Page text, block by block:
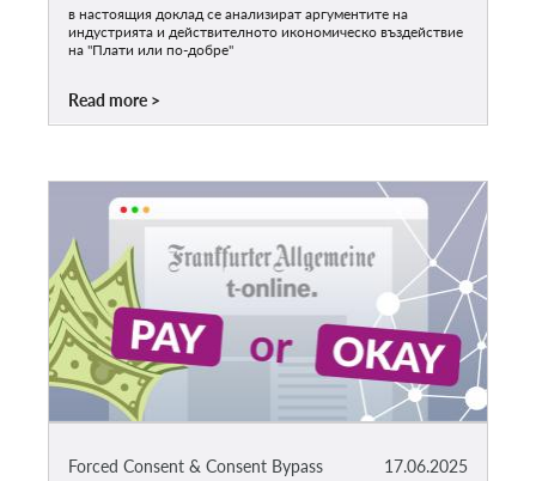
в настоящия доклад се анализират аргументите на
индустрията и действителното икономическо въздействие
на "Плати или по-добре"
Read more
17.06.2025
Forced Consent & Consent Bypass